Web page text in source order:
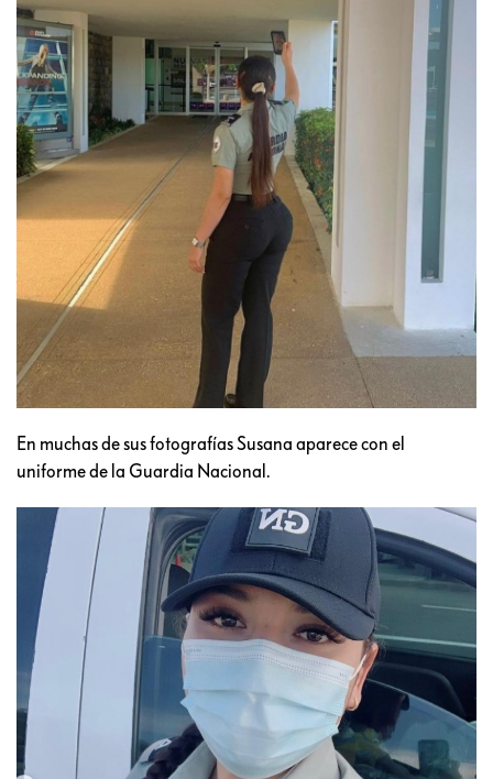
En muchas de sus fotografías Susana aparece con el
uniforme de la Guardia Nacional.